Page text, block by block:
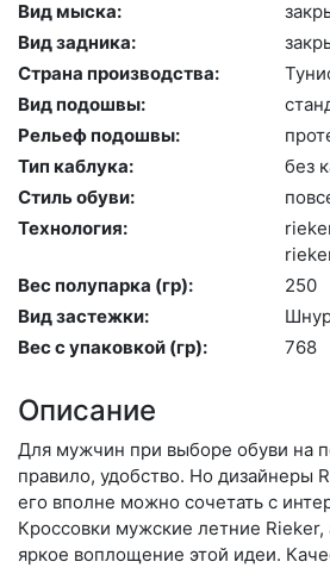
Вид мыска:
Вид задника:
Страна производства:
Вид подошвы:
Рельеф подошвы:
Тип каблука:
без
Стиль обуви:
Технология:
Вес полупарка (гр):
250
Вид застежки:
Вес с упаковкой (гр):
768
Описание
Для мужчин при выборе обуви на
правило, удобство. Но дизайнеры
его вполне можно сочетать с
Кроссовки мужские летние
яркое воплощение этой идеи.